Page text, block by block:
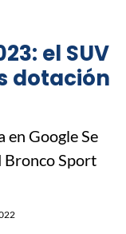
el SUV
dotación
en Google Se
Bronco Sport